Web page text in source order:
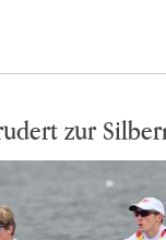
zur